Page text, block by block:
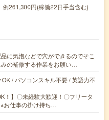
261,300円(稼働22日手当含む)
に気泡などで穴ができるのでそこ
の補修する作業をお願い…
/ パソコンスキル不要 / 英語力不
！】〇未経験大歓迎！〇フリータ
お仕事の掛け持ち…